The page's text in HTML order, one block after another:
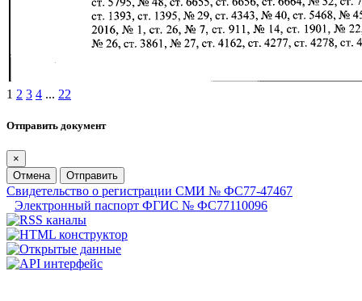
1 2 3 4 ... 22
Отправить документ
×
Отмена
Отправить
Свидетельство о регистрации СМИ № ФС77-47467
Электронный паспорт ФГИС № ФС77110096